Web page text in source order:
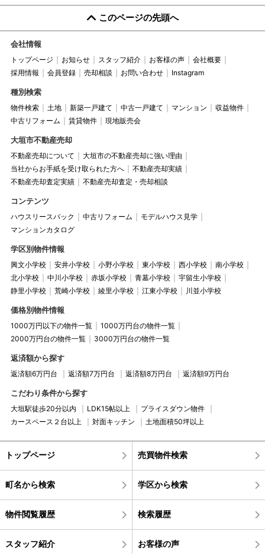
このページの先頭へ
会社情報
トップページ お知らせ スタッフ紹介 お客様の声
会社概要
採用情報
会員登録 売却相談 お問い合わせ Instagram
種別検索
物件検索 土地 新築一戸建て 中古一戸建て マンション
収益物件
中古リフォーム
賃貸物件 現地販売会
大垣市不動産売却
不動産売却について
大垣市の不動産売却に強い理由
当社からお手紙を受け取られた方へ
不動産売却実績
不動産売却査定実績
不動産売却査定・売却相談
コンテンツ
ハウスリースバック 中古リフォーム
モデルハウス見学
マンションカタログ
学区別物件情報
興文小学校 安井小学校 小野小学校 東小学校 西小学校
南小学校
北小学校
中川小学校 赤坂小学校 青墓小学校
宇留生小学校
静里小学校
荒崎小学校 綾里小学校 江東小学校 川並小学校
価格別物件情報
1000万円以下の物件一覧
1000万円台の物件一覧
2000万円台の物件一覧
3000万円台の物件一覧
返済額から探す
返済額6万円台 返済額7万円台 返済額8万円台 返済額9万円台
こだわり条件から探す
大垣駅徒歩20分以内 LDK15帖以上
プライスダウン物件
カースペース２台以上
対面キッチン 土地面積50坪以上
トップページ 売買物件検索
町名から検索 学区から検索
物件閲覧履歴 検索履歴
スタッフ紹介 お客様の声